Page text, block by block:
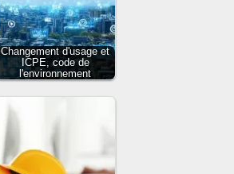
Changement d'usage et
ICPE, code de
l'environnement